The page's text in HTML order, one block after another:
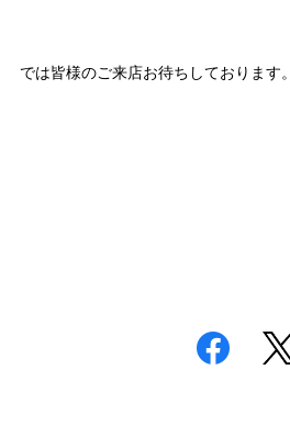
では皆様のご来店お待ちしております。